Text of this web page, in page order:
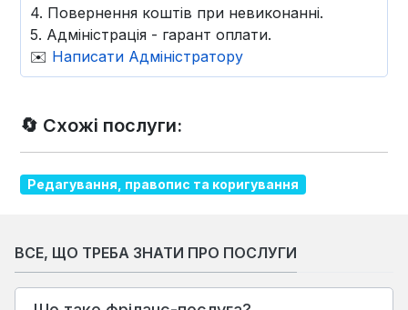
4. Повернення коштів при невиконанні.
5. Адміністрація - гарант оплати.
✉️ Написати Адміністратору
🔄 Схожі послуги:
Редагування, правопис та коригування
ВСЕ, ЩО ТРЕБА ЗНАТИ ПРО ПОСЛУГИ